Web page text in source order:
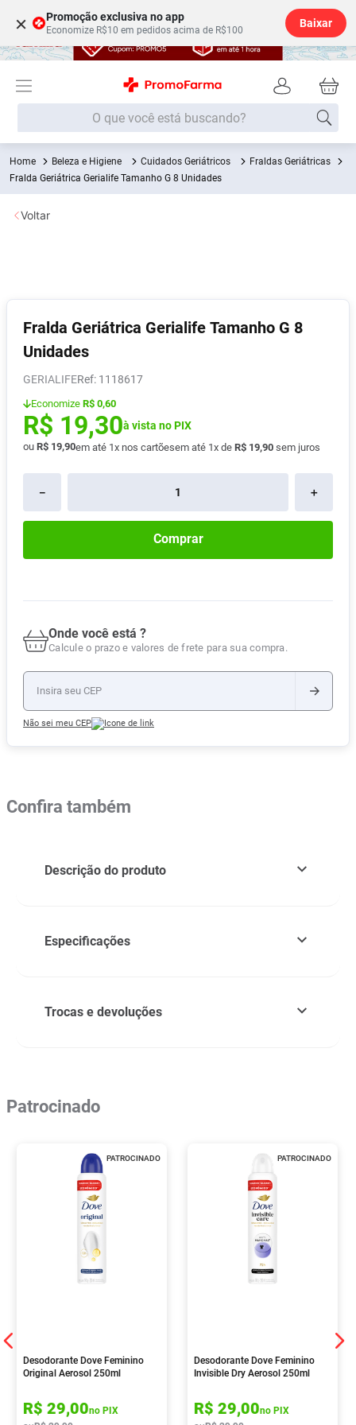
× Promoção exclusiva no app
Economize R$10 em pedidos acima de R$100
Baixar
O que você está buscando?
Beleza e Higiene Cuidados Geriátricos
Fraldas Geriátricas
Fralda Geriátrica Gerialife Tamanho G 8 Unidades
Fralda Geriátrica Gerialife Tamanho G 8
Unidades
GERIALIFE : 1118617
Economize R$ 0,60
R$ 19,30à vista no PIX
ou R$ 19,90em até 1x nos cartõesem até 1x de R$ 19,90 sem juros
＋
－
Comprar
Onde você está ?
Calcule o prazo e valores de frete para sua compra.
Não sei meu CEP
Voltar
Confira também
Descrição do produto
Especificações
Trocas e devoluções
Patrocinado
PATROCINADO
Desodorante Dove Feminino
Original Aerosol 250ml
R$ 29,00no PIX
PATROCINADO
Desodorante Dove Feminino
Invisible Dry Aerosol 250ml
R$ 29,00no PIX
Termos mais buscados
1º Fralda
2
5º Fralda G
6º Desodorante
7º Shampoo
8º Pampers Confort Sec
9º Vitamina D
10 Soro Fisiológico